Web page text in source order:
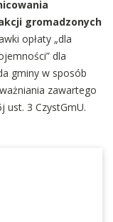
gromadzonych
opłaty „dla
dla
gminy w sposób
zawartego
ust. 3 CzystGmU.